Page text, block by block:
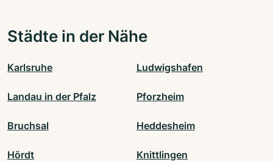
Städte in der Nähe
Karlsruhe Ludwigshafen
Landau in der Pfalz Pforzheim
Bruchsal Heddesheim
Hördt Knittlingen